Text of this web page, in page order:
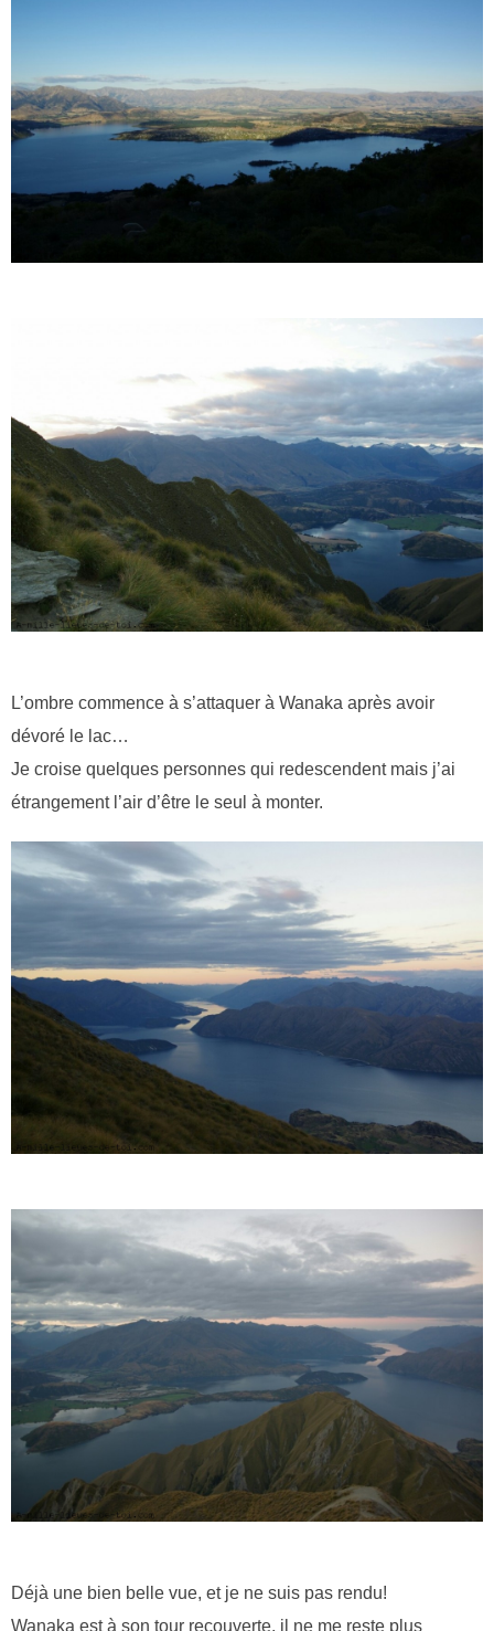
L’ombre commence à s’attaquer à Wanaka après avoir
dévoré le lac…
Je croise quelques personnes qui redescendent mais j’ai
étrangement l’air d’être le seul à monter.
Déjà une bien belle vue, et je ne suis pas rendu!
Wanaka est à son tour recouverte, il ne me reste plus